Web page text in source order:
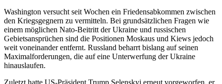
Washington versucht seit Wochen ein Friedensabkommen zwischen
den Kriegsgegnern zu vermitteln. Bei grundsätzlichen Fragen wie
einem möglichen Nato-Beitritt der Ukraine und russischen
Gebietsansprüchen sind die Positionen Moskaus und Kiews jedoch
weit voneinander entfernt. Russland beharrt bislang auf seinen
Maximalforderungen, die auf eine Unterwerfung der Ukraine
hinauslaufen.